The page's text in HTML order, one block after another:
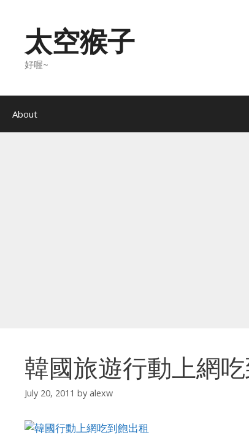
content太空猴子
好喔~
About
韓國旅遊行動上網
July 20, 2011 by alexw